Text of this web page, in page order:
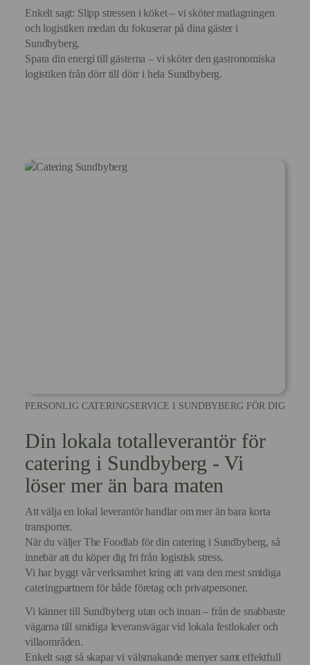
Enkelt sagt: Slipp stressen i köket – vi sköter matlagningen
och logistiken medan du fokuserar på dina gäster i
Sundbyberg.
Spara din energi till gästerna – vi sköter den gastronomiska
logistiken från dörr till dörr i hela Sundbyberg.
PERSONLIG CATERINGSERVICE I SUNDBYBERG FÖR DIG
Din lokala totalleverantör för
catering i Sundbyberg - Vi
löser mer än bara maten
Att välja en lokal leverantör handlar om mer än bara korta
transporter.
När du väljer The Foodlab för din catering i Sundbyberg, så
innebär att du köper dig fri från logistisk stress.
Vi har byggt vår verksamhet kring att vara den mest smidiga
cateringpartnern för både företag och privatpersoner.
Vi känner till Sundbyberg utan och innan – från de snabbaste
vägarna till smidiga leveransvägar vid lokala festlokaler och
villaområden.
Enkelt sagt så skapar vi välsmakande menyer samt effektfull